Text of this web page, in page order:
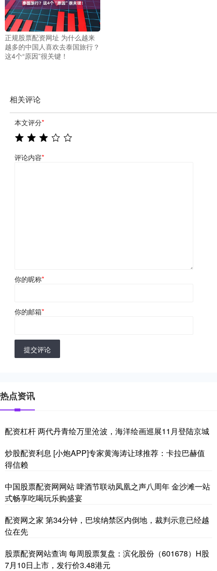
正规股票配资网址 为什么越来
越多的中国人喜欢去泰国旅行？
这4个“原因”很关键！
相关评论
本文评分*
评论内容*
你的昵称*
你的邮箱*
提交评论
热点资讯
配资杠杆 两代丹青绘万里沧波，海洋绘画巡展11月登陆京城
炒股配资利息 [小炮APP]专家黄海涛让球推荐：卡拉巴赫值
得信赖
中国股票配资网网站 啤酒节联动凤凰之声八周年 金沙滩一站
式畅享吃喝玩乐购盛宴
配资网之家 第34分钟，巴埃纳禁区内倒地，裁判示意已经越
位在先
股票配资网站查询 每周股票复盘：滨化股份（601678）H股
7月10日上市，发行价3.48港元